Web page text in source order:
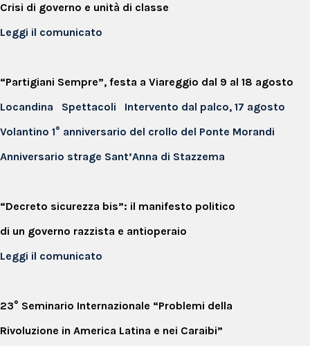
Crisi di governo e unità di classe
Leggi il comunicato
“Partigiani Sempre”, festa a Viareggio dal 9 al 18 agosto
Locandina
Spettacoli
Intervento dal palco, 17 agosto
Volantino 1° anniversario del crollo del Ponte Morandi
Anniversario strage Sant’Anna di Stazzema
“Decreto sicurezza bis”: il manifesto politico
di un governo razzista e antioperaio
Leggi il comunicato
23° Seminario Internazionale “Problemi della
Rivoluzione in America Latina e nei Caraibi”